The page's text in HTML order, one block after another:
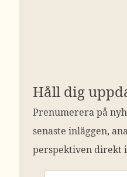
Håll dig
Prenumerera på
senaste inläggen,
perspektiven direkt